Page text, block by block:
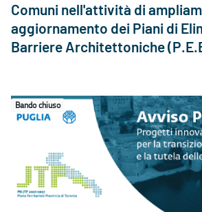
Comuni nell'attività di
aggiornamento dei Piani di
Barriere Architettoniche
Bando chiuso